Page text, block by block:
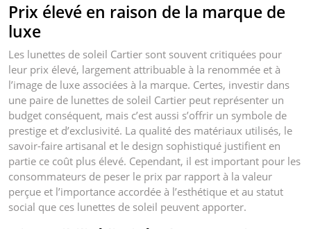
Prix élevé en raison de la marque de
luxe
Les lunettes de soleil Cartier sont souvent critiquées pour
leur prix élevé, largement attribuable à la renommée et à
l’image de luxe associées à la marque. Certes, investir dans
une paire de lunettes de soleil Cartier peut représenter un
budget conséquent, mais c’est aussi s’offrir un symbole de
prestige et d’exclusivité. La qualité des matériaux utilisés, le
savoir-faire artisanal et le design sophistiqué justifient en
partie ce coût plus élevé. Cependant, il est important pour les
consommateurs de peser le prix par rapport à la valeur
perçue et l’importance accordée à l’esthétique et au statut
social que ces lunettes de soleil peuvent apporter.